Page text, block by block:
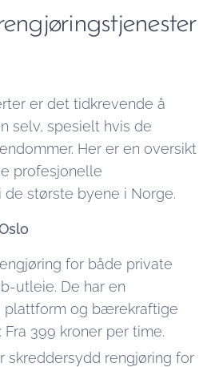
er det tidkrevende å
selv, spesielt hvis de
Her er en oversikt
profesjonelle
de største byene i Norge.
for både private
utleie. De har en
plattform og bærekraftige
Fra 399 kroner per time.
skreddersydd rengjøring for